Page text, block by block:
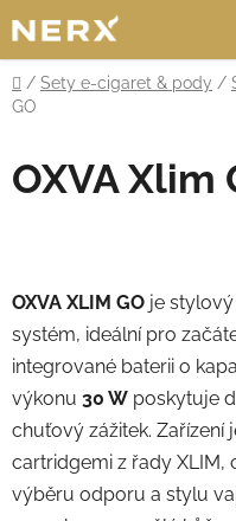
na
obsah
Domů
/ Sety e-cigaret & pody /
GO
OXVA Xlim
OXVA XLIM GO je
systém, ideální pro
integrované baterii o
výkonu 30 W poskytuje
chuťový zážitek. Zařízení
cartridgemi z řady XLIM,
výběru odporu a stylu